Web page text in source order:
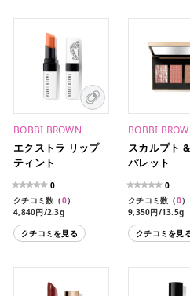
BOBBI BROWN
エクストラ リップ
ティント
0
クチコミ数（0）
4,840円/2.3g
2,420円/0.7g
クチコミを見る
BOBBI
スカルプト
パレット
0
クチコミ数（0）
9,350円/13.5g
クチコミを見